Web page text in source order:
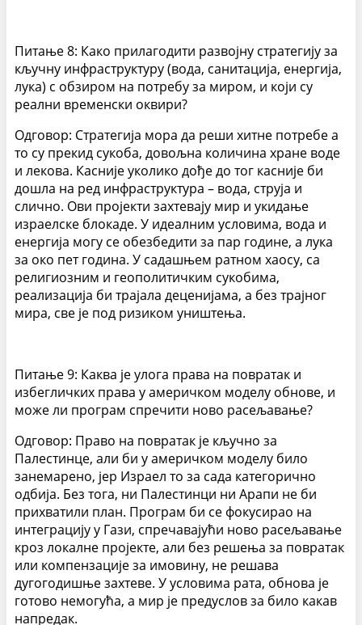
Питање 8: Како прилагодити развојну стратегију за
кључну инфраструктуру (вода, санитација, енергија,
лука) с обзиром на потребу за миром, и који су
реални временски оквири?
Одговор: Стратегија мора да реши хитне потребе а
то су прекид сукоба, довољна количина хране воде
и лекова. Касније уколико дође до тог касније би
дошла на ред инфраструктура – вода, струја и
слично. Ови пројекти захтевају мир и укидање
израелске блокаде. У идеалним условима, вода и
енергија могу се обезбедити за пар године, а лука
за око пет година. У садашњем ратном хаосу, са
религиозним и геополитичким сукобима,
реализација би трајала деценијама, а без трајног
мира, све је под ризиком уништења.
Питање 9: Каква је улога права на повратак и
избегличких права у америчком моделу обнове, и
може ли програм спречити ново расељавање?
Одговор: Право на повратак је кључно за
Палестинце, али би у америчком моделу било
занемарено, јер Израел то за сада категорично
одбија. Без тога, ни Палестинци ни Арапи не би
прихватили план. Програм би се фокусирао на
интеграцију у Гази, спречавајући ново расељавање
кроз локалне пројекте, али без решења за повратак
или компензације за имовину, не решава
дугогодишње захтеве. У условима рата, обнова је
готово немогућа, а мир је предуслов за било какав
напредак.